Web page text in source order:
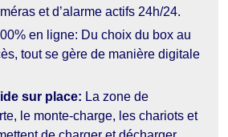
et d’alarme actifs 24h/24.
en ligne: Du choix du box au
tout se gère de manière digitale
sur place: La zone de
le monte-charge, les chariots et